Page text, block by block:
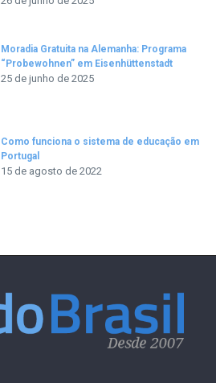
Moradia Gratuita na Alemanha: Programa
“Probewohnen” em Eisenhüttenstadt
25 de junho de 2025
Como funciona o sistema de educação em
Portugal
15 de agosto de 2022